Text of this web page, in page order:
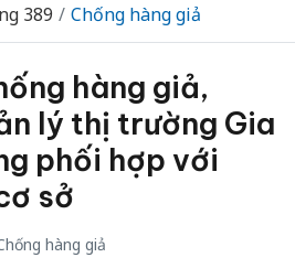
389 Chống hàng giả
hàng giả,
lý thị trường Gia
phối hợp với
sở
hàng giả